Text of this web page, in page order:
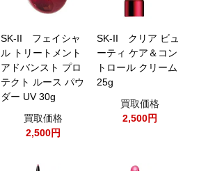
SK-II フェイシャ
ル トリートメント
アドバンスト プロ
テクト ルース パウ
ダー UV 30g
買取価格
2,500円
SK-II クリア ビュ
ーティ ケア＆コン
トロール クリーム
25g
買取価格
2,500円